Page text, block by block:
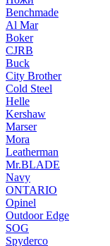
Benchmade
Al Mar
Boker
CJRB
Buck
City Brother
Cold Steel
Helle
Kershaw
Marser
Mora
Leatherman
Mr.BLADE
Navy
ONTARIO
Opinel
Outdoor Edge
SOG
Spyderco